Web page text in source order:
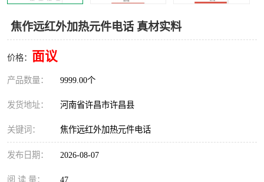
焦作远红外加热元件电话 真材实料
价格： 面议
产品数量： 9999.00个
发货地址： 河南省许昌市许昌县
关键词： 焦作远红外加热元件电话
发布日期： 2026-08-07
阅 读 量： 47